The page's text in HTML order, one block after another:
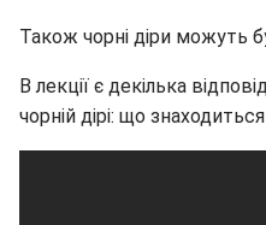
Також чорні діри можуть
В лекції є декілька
чорній дірі: що